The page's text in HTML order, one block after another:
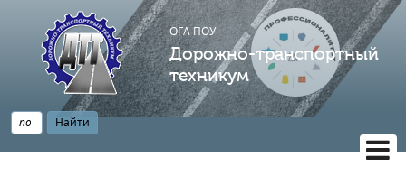
ОГА ПОУ
Дорожно-транспортный
техникум